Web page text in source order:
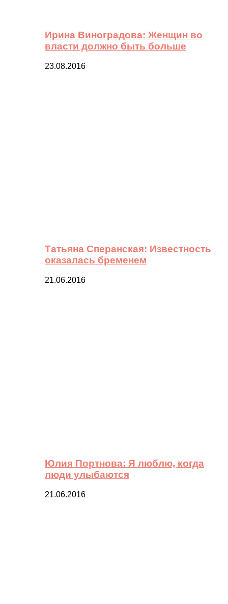
Ирина Виноградова: Женщин во
власти должно быть больше
23.08.2016
Татьяна Сперанская: Известность
оказалась бременем
21.06.2016
Юлия Портнова: Я люблю, когда
люди улыбаются
21.06.2016